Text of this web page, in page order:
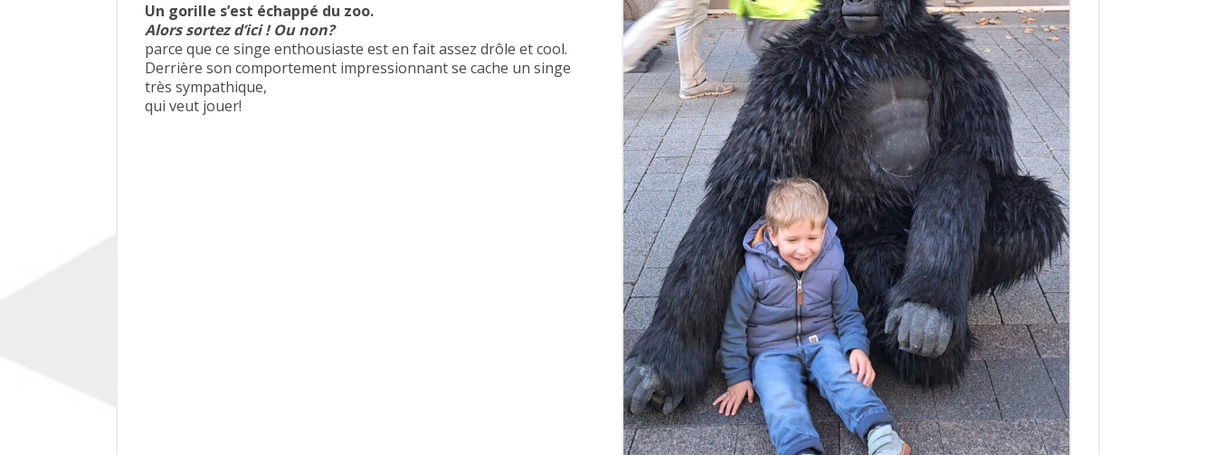
Un gorille s’est échappé du zoo.
Alors sortez d’ici ! Ou non?
parce que ce singe enthousiaste est en fait assez drôle et cool.
Derrière son comportement impressionnant se cache un singe
très sympathique,
qui veut jouer!